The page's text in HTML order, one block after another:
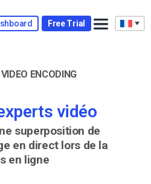
Free Trial
VIDEO ENCODING
vidéo
superposition de
en direct lors de la
en ligne